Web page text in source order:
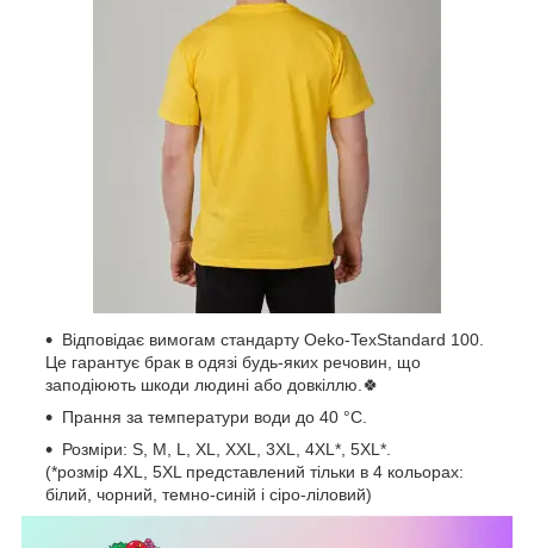
Відповідає вимогам стандарту Oeko-TexStandard 100.
Це гарантує брак в одязі будь-яких речовин, що
заподіюють шкоди людині або довкіллю.🍀
Прання за температури води до 40 °C.
Розміри: S, M, L, XL, XXL, 3XL, 4XL*, 5XL*.
(*розмір 4XL, 5XL представлений тільки в 4 кольорах:
білий, чорний, темно-синій і сіро-ліловий)